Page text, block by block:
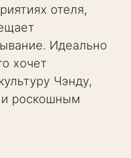
отеля,
Идеально
хочет
Чэнду,
роскошным